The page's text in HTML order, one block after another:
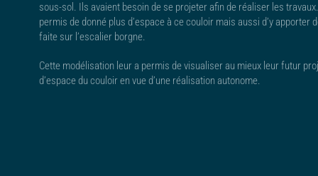
sous-sol. Ils avaient besoin de se projeter afin de réaliser les
permis de donné plus d’espace à ce couloir mais aussi d’y
faite sur l’escalier borgne.
Cette modélisation leur a permis de visualiser au mieux leur futur
d’espace du couloir en vue d’une réalisation autonome.